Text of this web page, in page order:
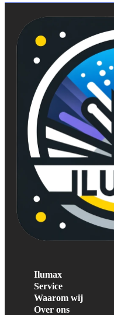
Ilumax
Service
Waarom wij
Over ons